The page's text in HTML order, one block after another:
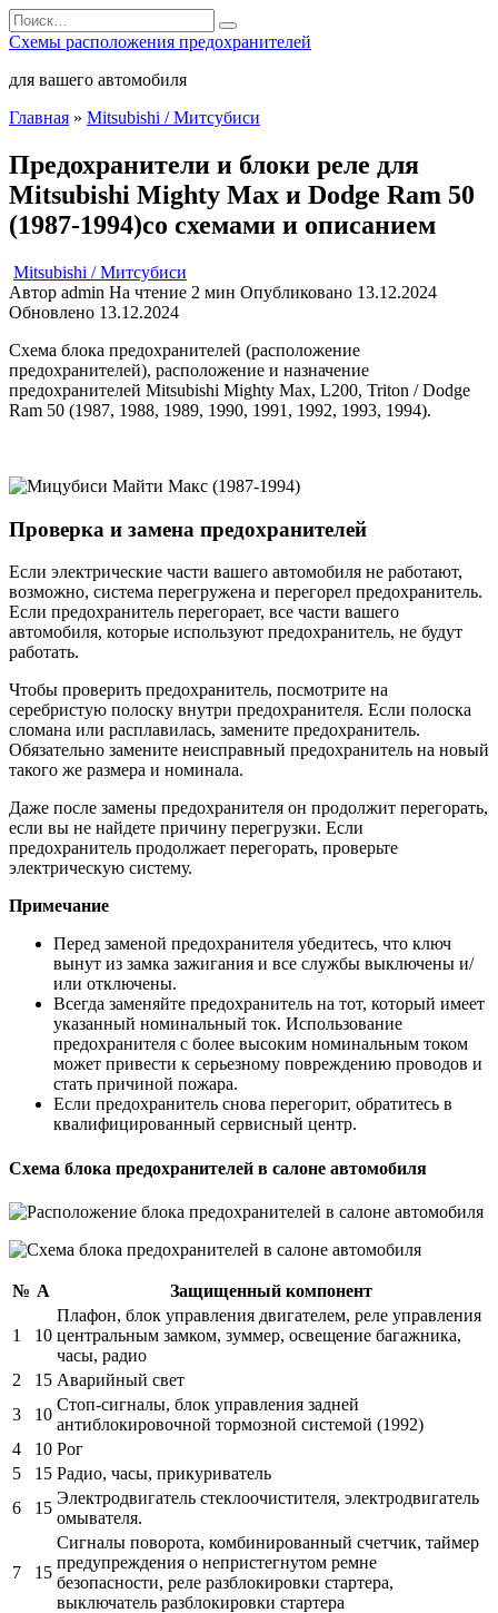
Перейти
к
содержанию
Search
for:
Схемы расположения предохранителей
для вашего автомобиля
Главная » Mitsubishi / Митсубиси
Предохранители и блоки реле для
Mitsubishi Mighty Max и Dodge Ram 50
(1987-1994)со схемами и описанием
Mitsubishi / Митсубиси
Автор admin На чтение 2 мин Опубликовано 13.12.2024
Обновлено 13.12.2024
Схема блока предохранителей (расположение
предохранителей), расположение и назначение
предохранителей Mitsubishi Mighty Max, L200, Triton / Dodge
Ram 50 (1987, 1988, 1989, 1990, 1991, 1992, 1993, 1994).
Проверка и замена предохранителей
Если электрические части вашего автомобиля не работают,
возможно, система перегружена и перегорел предохранитель.
Если предохранитель перегорает, все части вашего
автомобиля, которые используют предохранитель, не будут
работать.
Чтобы проверить предохранитель, посмотрите на
серебристую полоску внутри предохранителя. Если полоска
сломана или расплавилась, замените предохранитель.
Обязательно замените неисправный предохранитель на новый
такого же размера и номинала.
Даже после замены предохранителя он продолжит перегорать,
если вы не найдете причину перегрузки. Если
предохранитель продолжает перегорать, проверьте
электрическую систему.
Примечание
Перед заменой предохранителя убедитесь, что ключ
вынут из замка зажигания и все службы выключены и/
или отключены.
Всегда заменяйте предохранитель на тот, который имеет
указанный номинальный ток. Использование
предохранителя с более высоким номинальным током
может привести к серьезному повреждению проводов и
стать причиной пожара.
Если предохранитель снова перегорит, обратитесь в
квалифицированный сервисный центр.
Схема блока предохранителей в салоне автомобиля
№ А Защищенный компонент
1 10
Плафон, блок управления двигателем, реле управления
центральным замком, зуммер, освещение багажника,
часы, радио
2
15 Аварийный свет
3
10
Стоп-сигналы, блок управления задней
антиблокировочной тормозной системой (1992)
4
10 Рог
5
15 Радио, часы, прикуриватель
6
15
Электродвигатель стеклоочистителя, электродвигатель
омывателя.
7 15
Сигналы поворота, комбинированный счетчик, таймер
предупреждения о непристегнутом ремне
безопасности, реле разблокировки стартера,
выключатель разблокировки стартера